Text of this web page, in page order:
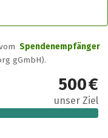
Spendenempfänger
gGmbH).
500 €
unser Ziel